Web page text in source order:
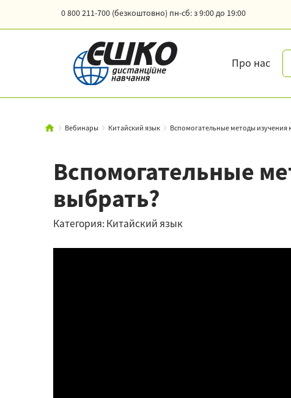
0 800 211-700 (безкоштовно) пн-сб: з 9:00 до 19:00
Про нас
Вебинары Китайский язык Вспомогательные методы изучения
Вспомогательные
выбрать?
Категория: Китайский язык